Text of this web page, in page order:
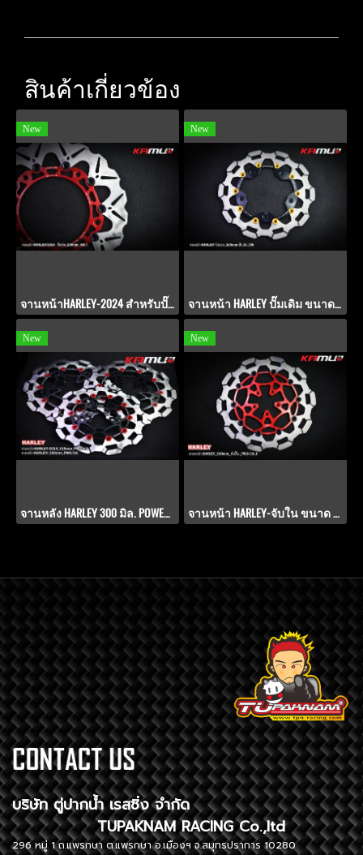
สินค้าเกี่ยวข้อง
New
จานหน้าHARLEY-2024 สำหรับปั๊มเดิม ขนาด 320 มิล. PWS V-4.1
New
จานหน้า HARLEY ปั๊มเดิม ขนาด 320 มิล.จับนอก POWER-SLOT V.8
New
จานหลัง HARLEY 300 มิล. POWER-SLOT V.8.1
New
จานหน้า HARLEY-จับใน ขนาด 330 มิล. POWER-SLOT V.8.1
บริษัท ตู่ปากน้ำ เรสซิ่ง จำกัด
TUPAKNAM RACING Co.,ltd
296 หมู่ 1 ถ.แพรกษา ต.แพรกษา อ.เมืองฯ จ.สมุทรปราการ 10280